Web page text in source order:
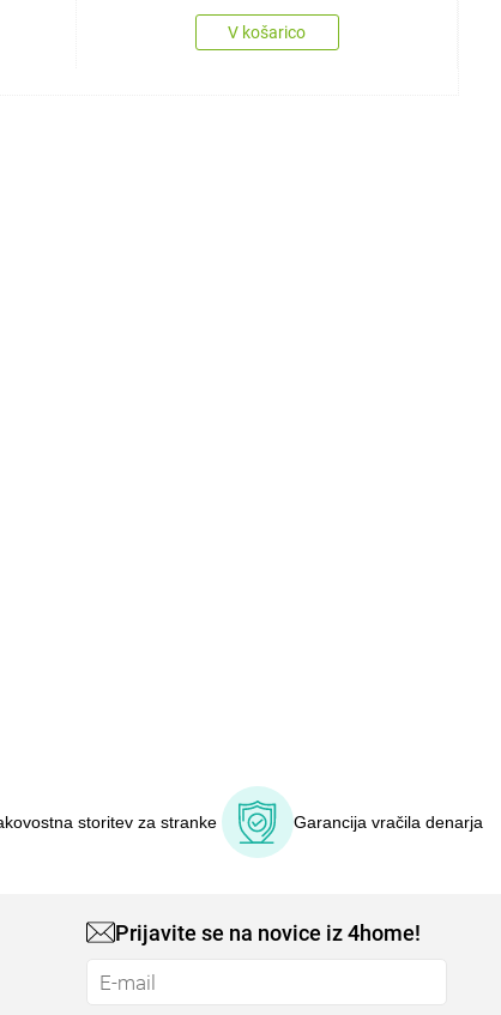
V košarico
storitev za stranke Garancija vračila denarja
Prijavite se na novice iz 4home!